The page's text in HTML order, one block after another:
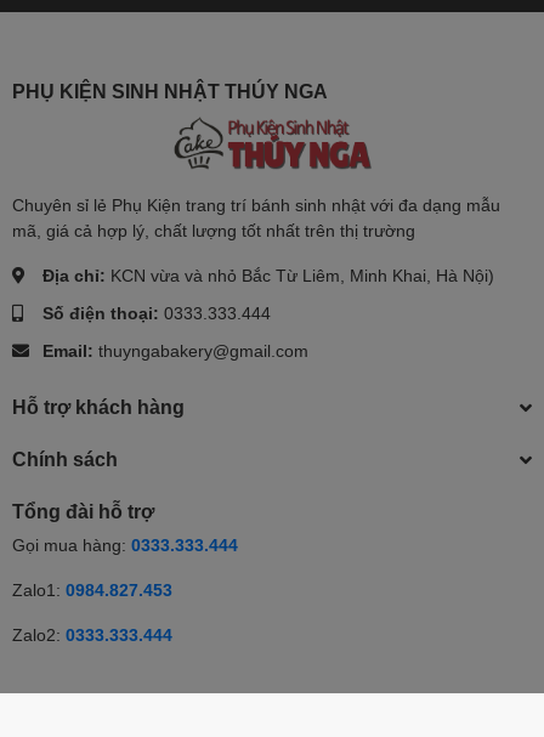
PHỤ KIỆN SINH NHẬT THÚY NGA
Chuyên sỉ lẻ Phụ Kiện trang trí bánh sinh nhật với đa dạng mẫu
mã, giá cả hợp lý, chất lượng tốt nhất trên thị trường
Địa chỉ: KCN vừa và nhỏ Bắc Từ Liêm, Minh Khai, Hà Nội)
Số điện thoại: 0333.333.444
Email: thuyngabakery@gmail.com
Hỗ trợ khách hàng
Chính sách
Tổng đài hỗ trợ
Gọi mua hàng: 0333.333.444
Zalo1: 0984.827.453
Zalo2: 0333.333.444